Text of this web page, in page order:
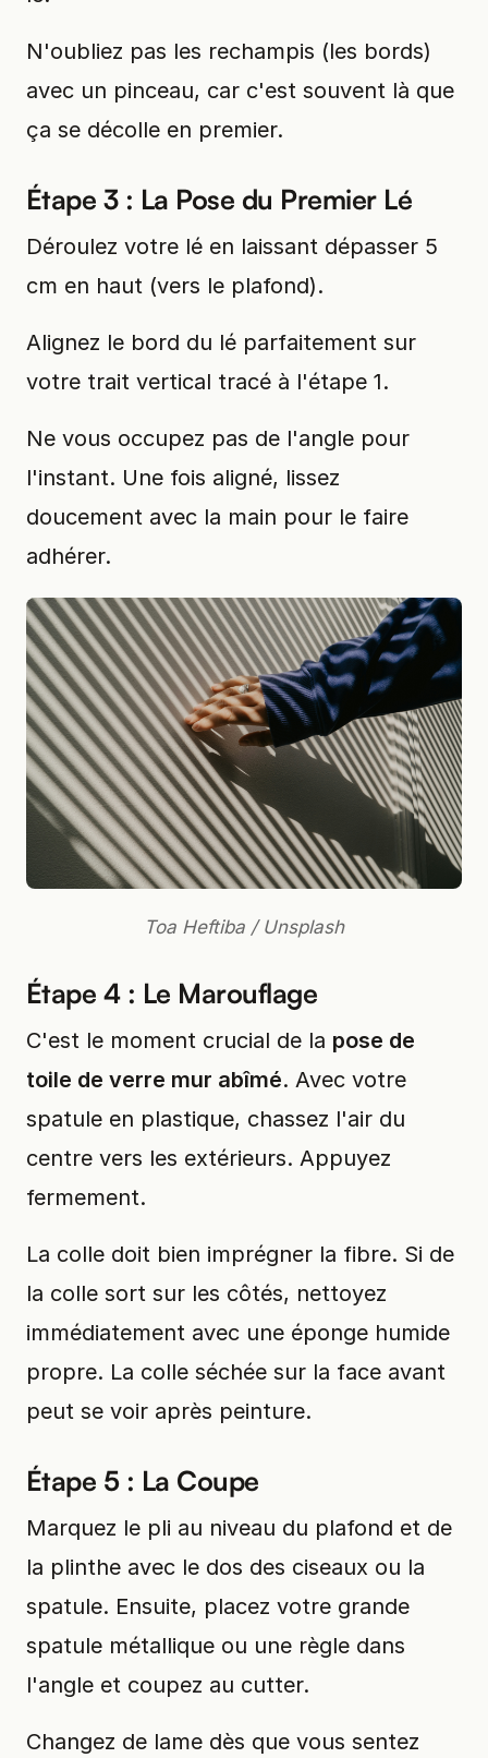
N'oubliez pas les rechampis (les bords)
avec un pinceau, car c'est souvent là que
ça se décolle en premier.
Étape 3 : La Pose du Premier Lé
Déroulez votre lé en laissant dépasser 5
cm en haut (vers le plafond).
Alignez le bord du lé parfaitement sur
votre trait vertical tracé à l'étape 1.
Ne vous occupez pas de l'angle pour
l'instant. Une fois aligné, lissez
doucement avec la main pour le faire
adhérer.
Toa Heftiba / Unsplash
Étape 4 : Le Marouflage
C'est le moment crucial de la pose de
toile de verre mur abîmé. Avec votre
spatule en plastique, chassez l'air du
centre vers les extérieurs. Appuyez
fermement.
La colle doit bien imprégner la fibre. Si de
la colle sort sur les côtés, nettoyez
immédiatement avec une éponge humide
propre. La colle séchée sur la face avant
peut se voir après peinture.
Étape 5 : La Coupe
Marquez le pli au niveau du plafond et de
la plinthe avec le dos des ciseaux ou la
spatule. Ensuite, placez votre grande
spatule métallique ou une règle dans
l'angle et coupez au cutter.
Changez de lame dès que vous sentez